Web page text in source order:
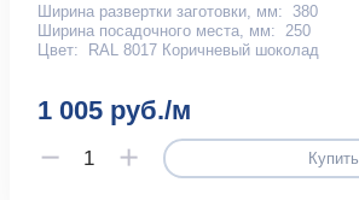
Ширина развертки заготовки, мм:
380
Ширина посадочного места, мм:
250
Цвет:
RAL 8017 Коричневый шоколад
1 005 руб./м
Купить